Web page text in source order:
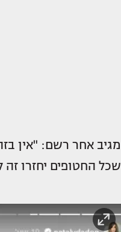
מגיב אחר רשם: "אין
שכל החטופים יחזרו זה